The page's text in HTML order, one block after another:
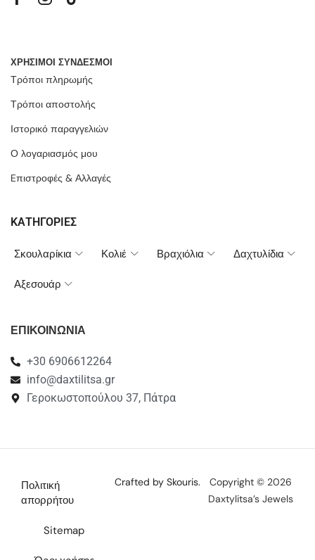
ΧΡΗΣΙΜΟΙ ΣΥΝΔΕΣΜΟΙ
Τρόποι πληρωμής
Τρόποι αποστολής
Ιστορικό παραγγελιών
Ο λογαριασμός μου
Eπιστροφές & Αλλαγές
ΚΑΤΗΓΟΡΙΕΣ
Σκουλαρίκια Κολιέ Βραχιόλια Δαχτυλίδια
Αξεσουάρ
ΕΠΙΚΟΙΝΩΝΙΑ
+30 6906612264
info@daxtilitsa.gr
Γεροκωστοπούλου 37, Πάτρα
Πολιτική
απορρήτου
Sitemap
Crafted by Skouris.
Copyright © 2026
Daxtylitsa’s Jewels